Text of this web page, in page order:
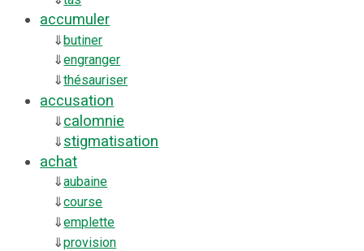
accumuler
⇓butiner
⇓engranger
⇓thésauriser
accusation
⇓ calomnie
⇓ stigmatisation
achat
⇓aubaine
⇓course
⇓emplette
⇓provision